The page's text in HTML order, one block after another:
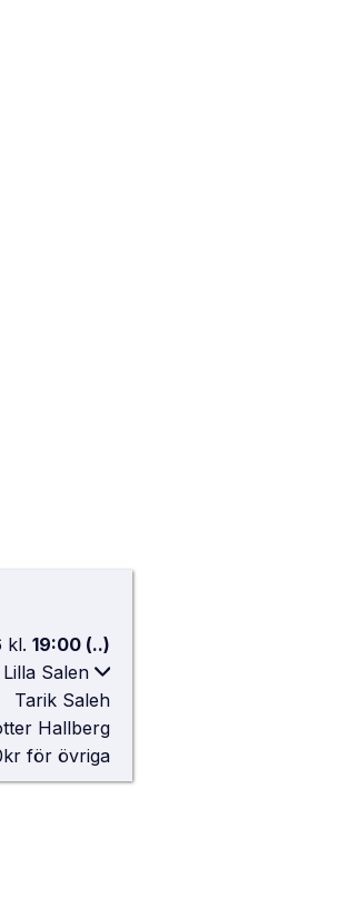
kl. 19:00 (..)
Lilla Salen
AF-borgen
2, Lund
Tarik Saleh
Hallberg
för övriga